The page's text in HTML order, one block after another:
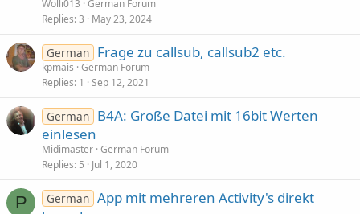
Wolli013 German Forum
Replies 3 May 23, 2024
German Frage zu callsub, callsub2 etc.
kpmais German Forum
Replies 1 Sep 12, 2021
German B4A: Große Datei mit 16bit Werten
einlesen
Midimaster German Forum
Replies 5 Jul 1, 2020
P German App mit mehreren Activity's direkt